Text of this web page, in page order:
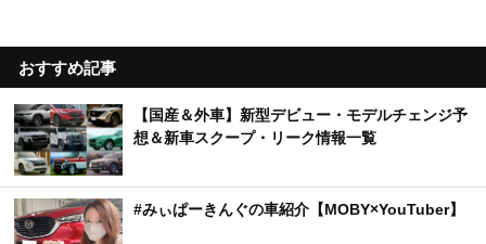
おすすめ記事
【国産＆外車】新型デビュー・モデルチェンジ予
想＆新車スクープ・リーク情報一覧
#みぃぱーきんぐの車紹介【MOBY×YouTuber】